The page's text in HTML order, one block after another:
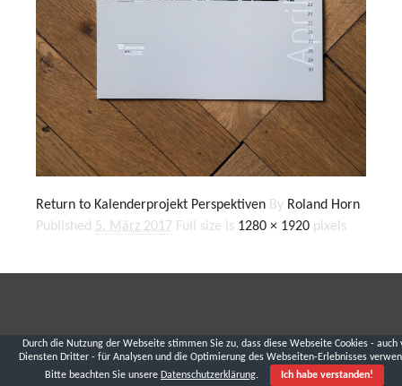
Return to Kalenderprojekt Perspektiven By Roland Horn
Published 5. März 2017 Full size is 1280 × 1920 pixels
Durch die Nutzung der Webseite stimmen Sie zu, dass diese Webseite Cookies - auch
Diensten Dritter - für Analysen und die Optimierung des Webseiten-Erlebnisses
Bitte beachten Sie unsere Datenschutzerklärung. Ich habe verstanden!